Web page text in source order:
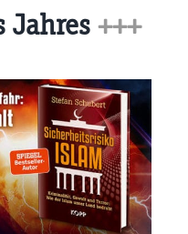
Jahres +++